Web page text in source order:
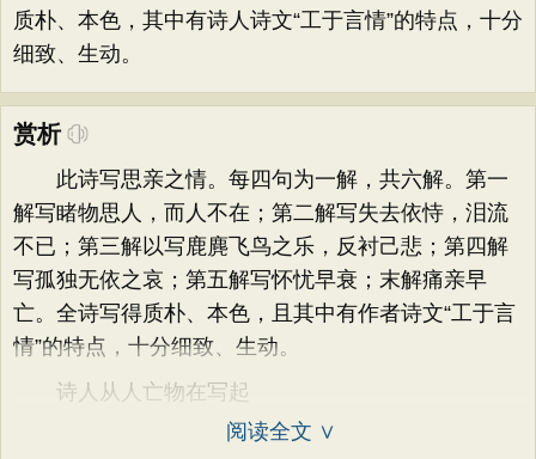
质朴、本色，其中有诗人诗文“工于言情”的特点，十分
细致、生动。
赏析
此诗写思亲之情。每四句为一解，共六解。第一
解写睹物思人，而人不在；第二解写失去依恃，泪流
不已；第三解以写鹿麂飞鸟之乐，反衬己悲；第四解
写孤独无依之哀；第五解写怀忧早衰；末解痛亲早
亡。全诗写得质朴、本色，且其中有作者诗文“工于言
情”的特点，十分细致、生动。
诗人从人亡物在写起
阅读全文 ∨